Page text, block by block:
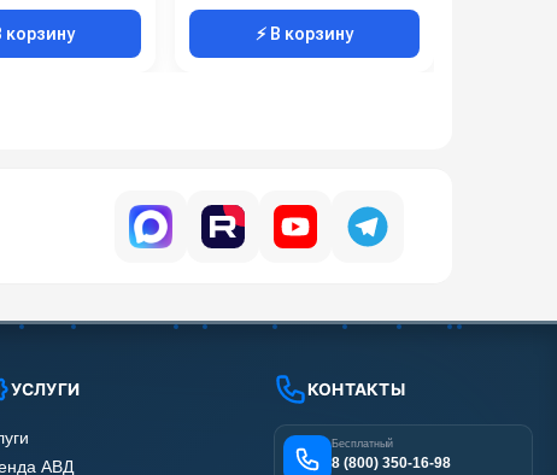
корзину ⚡ В корзину
УСЛУГИ
АВД
КОНТАКТЫ
Бесплатный
8 (800) 350-16-98